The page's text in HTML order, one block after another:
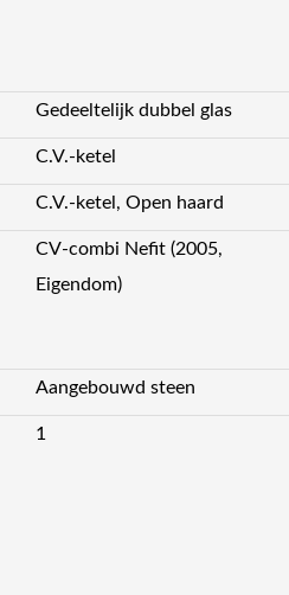
Gedeeltelijk dubbel glas
C.V.-ketel
C.V.-ketel, Open haard
CV-combi Nefit (2005,
Eigendom)
Aangebouwd steen
1